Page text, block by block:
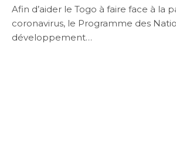
Afin d’aider le Togo à faire face à la
coronavirus, le Programme des
développement…